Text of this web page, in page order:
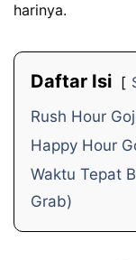
harinya.
Daftar Isi
Rush Hour
Happy Hour
Waktu Tepat
Grab)